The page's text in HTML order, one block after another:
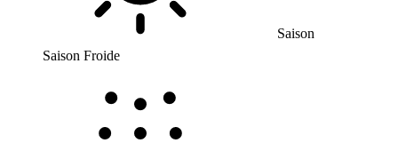
Saison
Saison Froide